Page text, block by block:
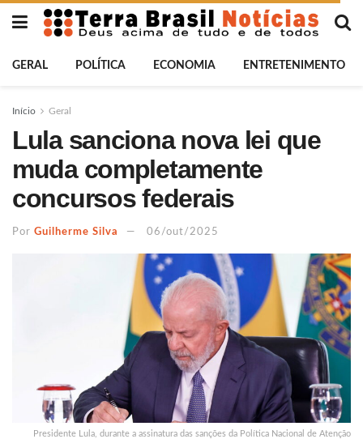
GERAL POLÍTICA ECONOMIA ENTRETENIMENTO
Início Geral
Lula sanciona nova lei que
muda completamente
concursos federais
Por Guilherme Silva 06/out/2025
Presidente Lula, durante a assinatura das sanções da Política Nacional de Atenção